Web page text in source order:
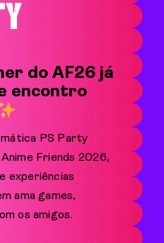
do AF26 já
encontro
PS Party
Friends 2026,
experiências
ama games,
os amigos.